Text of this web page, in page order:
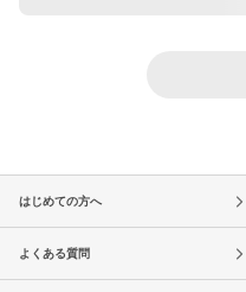
はじめての方へ
よくある質問